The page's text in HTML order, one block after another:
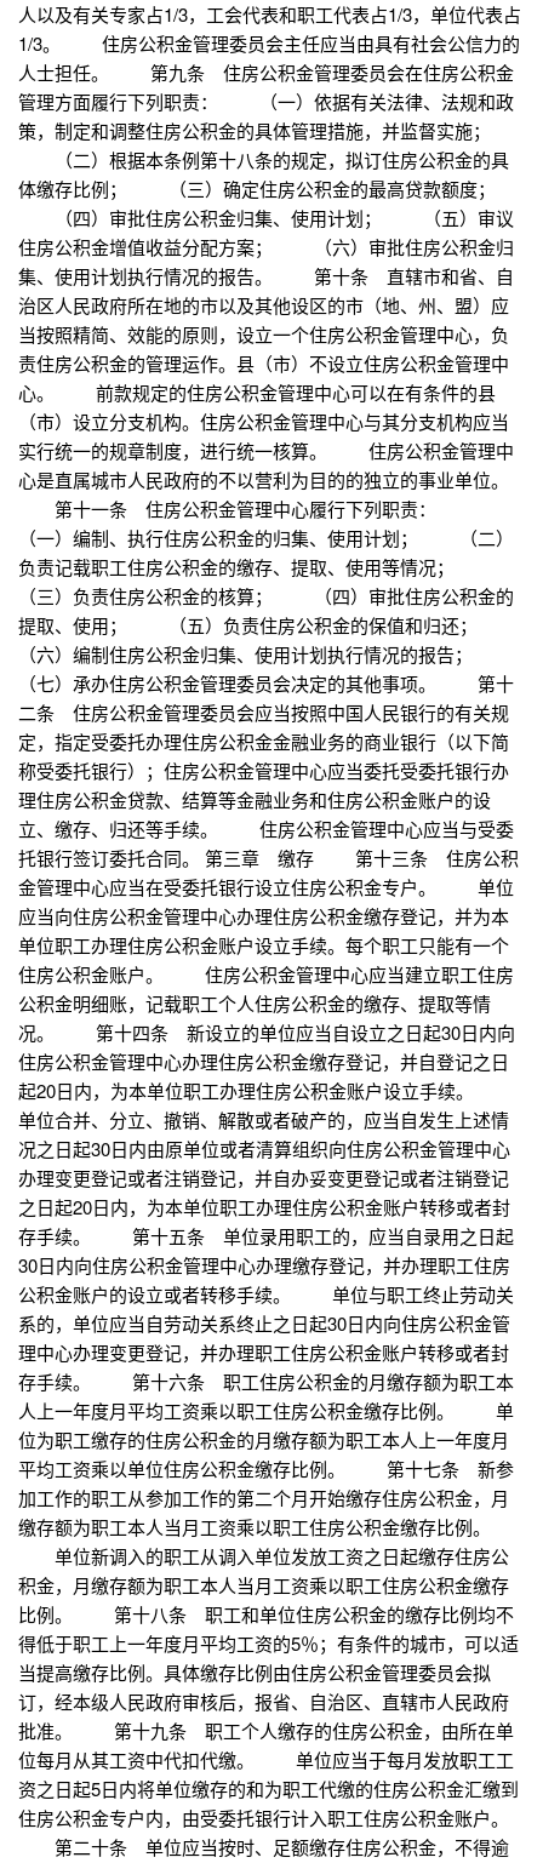
人以及有关专家占1/3，工会代表和职工代表占1/3，单位代表占
1/3。 住房公积金管理委员会主任应当由具有社会公信力的
人士担任。 第九条 住房公积金管理委员会在住房公积金
管理方面履行下列职责： （一）依据有关法律、法规和政
策，制定和调整住房公积金的具体管理措施，并监督实施；
（二）根据本条例第十八条的规定，拟订住房公积金的具
体缴存比例； （三）确定住房公积金的最高贷款额度；
（四）审批住房公积金归集、使用计划； （五）审议
住房公积金增值收益分配方案； （六）审批住房公积金归
集、使用计划执行情况的报告。 第十条 直辖市和省、自
治区人民政府所在地的市以及其他设区的市（地、州、盟）应
当按照精简、效能的原则，设立一个住房公积金管理中心，负
责住房公积金的管理运作。县（市）不设立住房公积金管理中
心。 前款规定的住房公积金管理中心可以在有条件的县
（市）设立分支机构。住房公积金管理中心与其分支机构应当
实行统一的规章制度，进行统一核算。 住房公积金管理中
心是直属城市人民政府的不以营利为目的的独立的事业单位。
第十一条 住房公积金管理中心履行下列职责：
（一）编制、执行住房公积金的归集、使用计划； （二）
负责记载职工住房公积金的缴存、提取、使用等情况；
（三）负责住房公积金的核算； （四）审批住房公积金的
提取、使用； （五）负责住房公积金的保值和归还；
（六）编制住房公积金归集、使用计划执行情况的报告；
（七）承办住房公积金管理委员会决定的其他事项。 第十
二条 住房公积金管理委员会应当按照中国人民银行的有关规
定，指定受委托办理住房公积金金融业务的商业银行（以下简
称受委托银行）；住房公积金管理中心应当委托受委托银行办
理住房公积金贷款、结算等金融业务和住房公积金账户的设
立、缴存、归还等手续。 住房公积金管理中心应当与受委
托银行签订委托合同。 第三章 缴存 第十三条 住房公积
金管理中心应当在受委托银行设立住房公积金专户。 单位
应当向住房公积金管理中心办理住房公积金缴存登记，并为本
单位职工办理住房公积金账户设立手续。每个职工只能有一个
住房公积金账户。 住房公积金管理中心应当建立职工住房
公积金明细账，记载职工个人住房公积金的缴存、提取等情
况。 第十四条 新设立的单位应当自设立之日起30日内向
住房公积金管理中心办理住房公积金缴存登记，并自登记之日
起20日内，为本单位职工办理住房公积金账户设立手续。
单位合并、分立、撤销、解散或者破产的，应当自发生上述情
况之日起30日内由原单位或者清算组织向住房公积金管理中心
办理变更登记或者注销登记，并自办妥变更登记或者注销登记
之日起20日内，为本单位职工办理住房公积金账户转移或者封
存手续。 第十五条 单位录用职工的，应当自录用之日起
30日内向住房公积金管理中心办理缴存登记，并办理职工住房
公积金账户的设立或者转移手续。 单位与职工终止劳动关
系的，单位应当自劳动关系终止之日起30日内向住房公积金管
理中心办理变更登记，并办理职工住房公积金账户转移或者封
存手续。 第十六条 职工住房公积金的月缴存额为职工本
人上一年度月平均工资乘以职工住房公积金缴存比例。 单
位为职工缴存的住房公积金的月缴存额为职工本人上一年度月
平均工资乘以单位住房公积金缴存比例。 第十七条 新参
加工作的职工从参加工作的第二个月开始缴存住房公积金，月
缴存额为职工本人当月工资乘以职工住房公积金缴存比例。
单位新调入的职工从调入单位发放工资之日起缴存住房公
积金，月缴存额为职工本人当月工资乘以职工住房公积金缴存
比例。 第十八条 职工和单位住房公积金的缴存比例均不
得低于职工上一年度月平均工资的5％；有条件的城市，可以适
当提高缴存比例。具体缴存比例由住房公积金管理委员会拟
订，经本级人民政府审核后，报省、自治区、直辖市人民政府
批准。 第十九条 职工个人缴存的住房公积金，由所在单
位每月从其工资中代扣代缴。 单位应当于每月发放职工工
资之日起5日内将单位缴存的和为职工代缴的住房公积金汇缴到
住房公积金专户内，由受委托银行计入职工住房公积金账户。
第二十条 单位应当按时、足额缴存住房公积金，不得逾